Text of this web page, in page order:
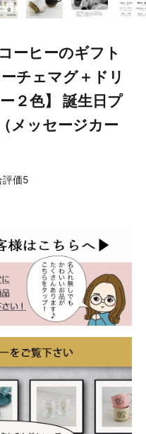
ーヒーのギフト
チェマグ＋ドリ
２色】 誕生日プ
メッセージカー
価5